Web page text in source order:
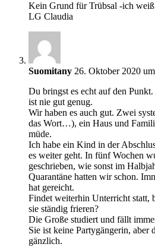
Kein Grund für Trübsal -ich
LG Claudia
Suomitany 26. Oktober 2020
Du bringst es echt auf den
ist nie gut genug.
Wir haben es auch gut. Zwei
das Wort…), ein Haus und
müde.
Ich habe ein Kind in der
es weiter geht. In fünf Wochen
geschrieben, wie sonst im
Quarantäne hatten wir schon.
hat gereicht.
Findet weiterhin Unterricht statt,
sie ständig frieren?
Die Große studiert und fällt
Sie ist keine Partygängerin, aber
gänzlich.